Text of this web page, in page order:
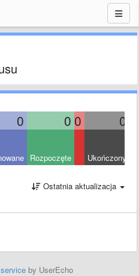
0 0 0 0
Rozpoczęte Ukończony
Ostatnia aktualizacja
by UserEcho